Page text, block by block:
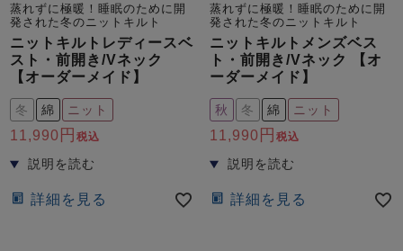
蒸れずに極暖！睡眠のために開
発された冬のニットキルト
ニットキルトレディースベ
スト・前開き/Vネック
【オーダーメイド】
冬 綿 ニット
11,990 税込
詳細を見る
蒸れずに極暖！睡眠のために開
発された冬のニットキルト
ニットキルトメンズベス
ト・前開き/Vネック 【オ
ーダーメイド】
秋 冬 綿 ニット
11,990 税込
詳細を見る